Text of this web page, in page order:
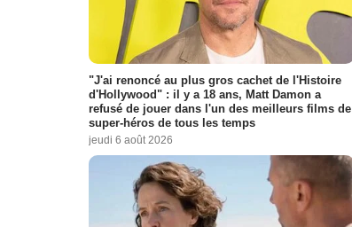
"J'ai renoncé au plus gros cachet de l'Histoire
d'Hollywood" : il y a 18 ans, Matt Damon a
refusé de jouer dans l'un des meilleurs films de
super-héros de tous les temps
jeudi 6 août 2026